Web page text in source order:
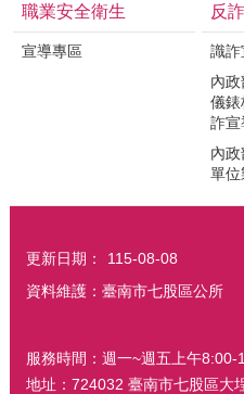
職業安全衛生
宣導專區
反
識詐
內
儀錶
詐宣
內
單位
更新日期：
115-08-08
資料維護：臺南市七股區公所
服務時間：週一~週五上午
地址：724032 臺南市七股區大